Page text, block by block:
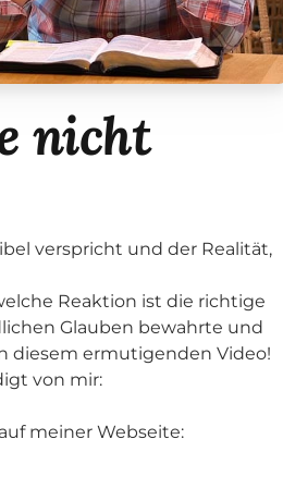
nicht
verspricht und der Realität,
Reaktion ist die richtige
Glauben bewahrte und
diesem ermutigenden Video!
von mir:
meiner Webseite: